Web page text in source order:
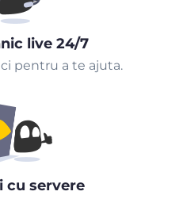
live 24/7
pentru a te ajuta.
cu servere